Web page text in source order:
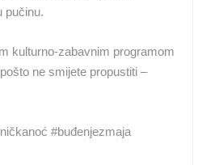
pučinu.
kulturno-zabavnim programom
ne smijete propustiti –
#buđenjezmaja